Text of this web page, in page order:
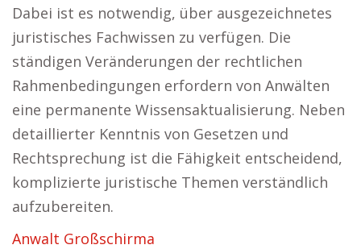
Dabei ist es notwendig, über ausgezeichnetes
juristisches Fachwissen zu verfügen. Die
ständigen Veränderungen der rechtlichen
Rahmenbedingungen erfordern von Anwälten
eine permanente Wissensaktualisierung. Neben
detaillierter Kenntnis von Gesetzen und
Rechtsprechung ist die Fähigkeit entscheidend,
komplizierte juristische Themen verständlich
aufzubereiten.
Anwalt Großschirma